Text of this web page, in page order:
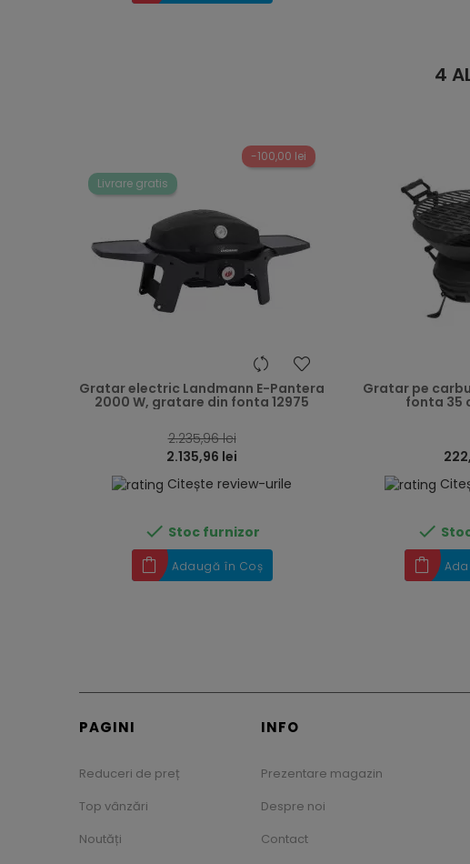
4
-100,00 lei
Livrare gratis
heart
Gratar electric Landmann E-Pantera
2000 W, gratare din fonta 12975
2.235,96 lei
2.135,96 lei
Citește review-urile
 Stoc furnizor
Adaugă în Coș
Gratar pe
fonta 35

PAGINI
Reduceri de preț
Top vânzări
Noutăți
INFO
Prezentare magazin
Despre noi
Contact